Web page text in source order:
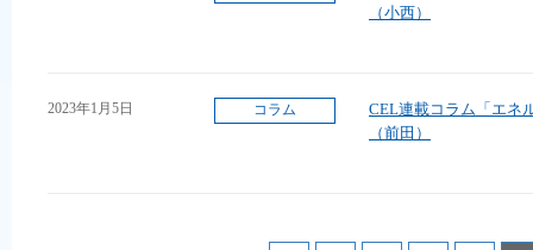
（小西）
2023年1月5日 コラム
CEL連載コラム「エネ
（前田）